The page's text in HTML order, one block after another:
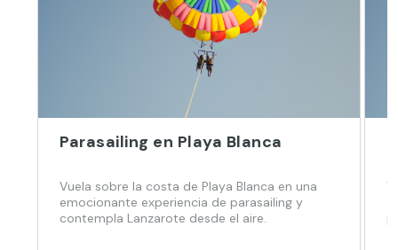
Parasailing en Playa Blanca
Vuela sobre la costa de Playa Blanca en una
emocionante experiencia de parasailing y
contempla Lanzarote desde el aire.